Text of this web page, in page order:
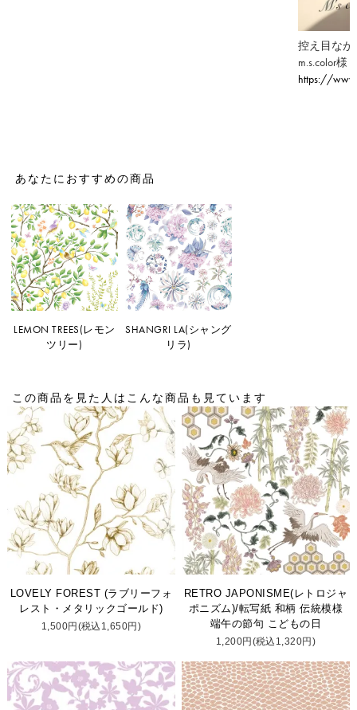
控え目な
m.s.color様
https://
あなたにおすすめの商品
LEMON TREES(レモン
ツリー)
SHANGRI LA(シャング
リラ)
この商品を見た人はこんな商品も見ています
LOVELY FOREST (ラブリーフォ
レスト・メタリックゴールド)
1,500円(税込1,650円)
RETRO JAPONISME(レトロジャ
ポニズム)/転写紙 和柄 伝統模様
端午の節句 こどもの日
1,200円(税込1,320円)